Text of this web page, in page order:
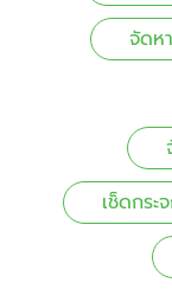
จัดห
เช็ดกร